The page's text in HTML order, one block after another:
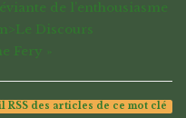
de l’enthousiasme
Discours
Fery »
RSS des articles de ce mot clé